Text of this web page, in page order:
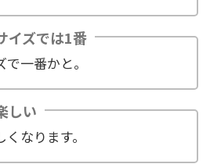
イズでは1番
一番かと。
しい
なります。